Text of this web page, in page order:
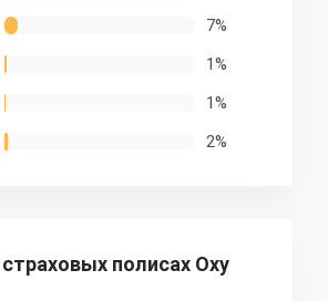
7%
1%
1%
2%
полисах Oxy